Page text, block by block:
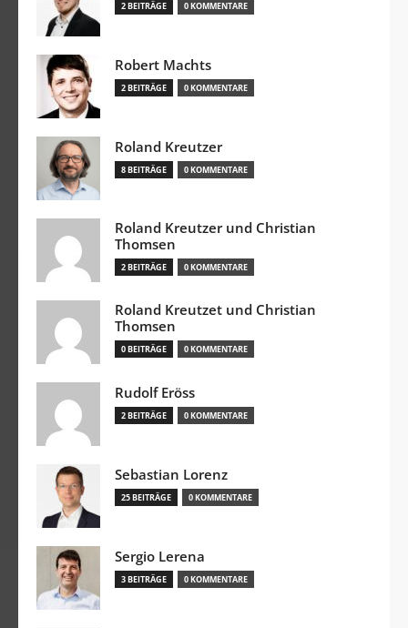
2 BEITRÄGE 0 KOMMENTARE
Robert Machts
2 BEITRÄGE 0 KOMMENTARE
Roland Kreutzer
8 BEITRÄGE 0 KOMMENTARE
Roland Kreutzer und Christian
Thomsen
2 BEITRÄGE 0 KOMMENTARE
Roland Kreutzet und Christian
Thomsen
0 BEITRÄGE 0 KOMMENTARE
Rudolf Eröss
2 BEITRÄGE 0 KOMMENTARE
Sebastian Lorenz
25 BEITRÄGE 0 KOMMENTARE
Sergio Lerena
3 BEITRÄGE 0 KOMMENTARE